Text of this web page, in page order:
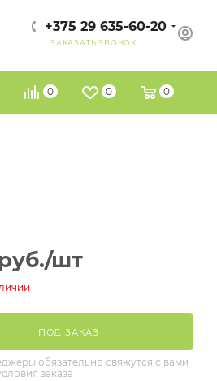
+375 29 635-60-20
ЗАКАЗАТЬ ЗВОНОК
0 0 0
руб./шт
ПОД ЗАКАЗ
обязательно свяжутся с вами
заказа